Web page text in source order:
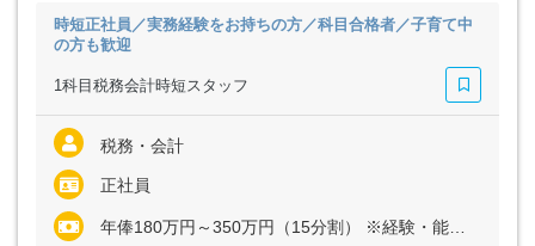
時短正社員／実務経験をお持ちの方／科目合格者／子育て中
の方も歓迎
1科目税務会計時短スタッフ
税務・会計
正社員
年俸180万円～350万円（15分割） ※経験・能力など考慮の上、決定いたします